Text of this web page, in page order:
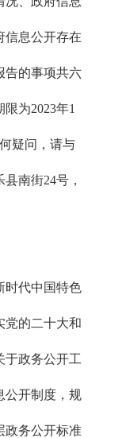
信息公开存在
告的事项共六
为2023年1
疑问，请与
南街24号，
时代中国特色
党的二十大和
于政务公开工
公开制度，规
政务公开标准